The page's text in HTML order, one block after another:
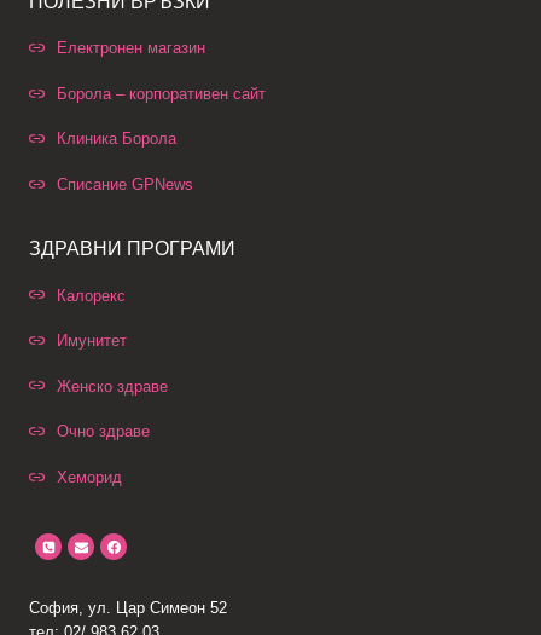
Електронен магазин
Борола – корпоративен сайт
Клиника Борола
Списание GPNews
ЗДРАВНИ ПРОГРАМИ
Калорекс
Имунитет
Женско здраве
Очно здраве
Хеморид
София, ул. Цар Симеон 52